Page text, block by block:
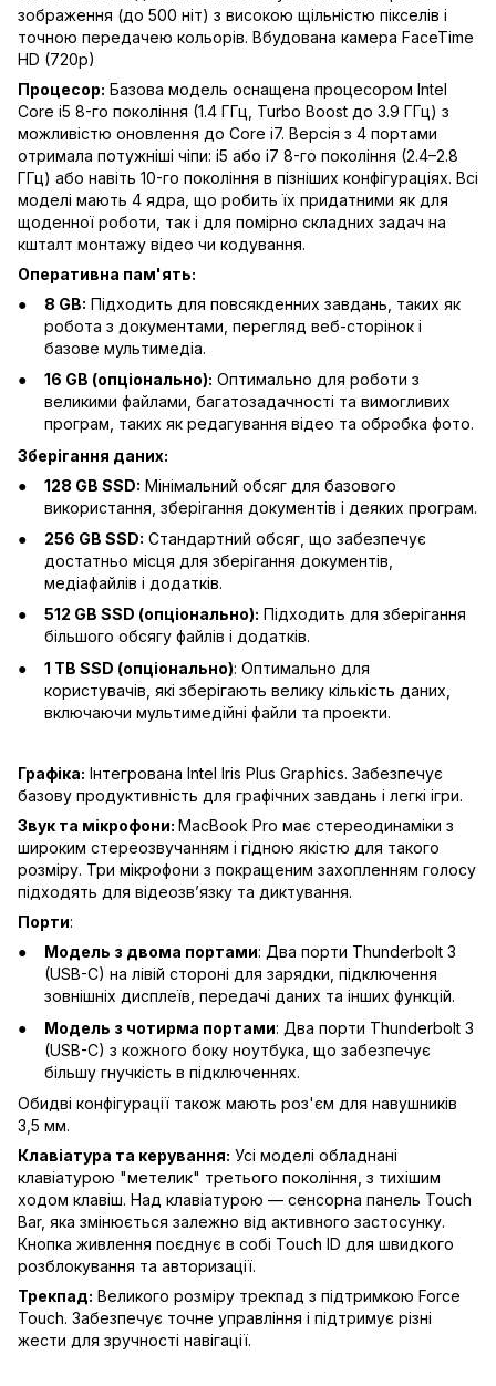
зображення (до 500 ніт) з високою щільністю пікселів і
точною передачею кольорів. Вбудована камера FaceTime
HD (720p)
Процесор: Базова модель оснащена процесором Intel
Core i5 8-го покоління (1.4 ГГц, Turbo Boost до 3.9 ГГц) з
можливістю оновлення до Core i7. Версія з 4 портами
отримала потужніші чіпи: i5 або i7 8-го покоління (2.4–2.8
ГГц) або навіть 10-го покоління в пізніших конфігураціях. Всі
моделі мають 4 ядра, що робить їх придатними як для
щоденної роботи, так і для помірно складних задач на
кшталт монтажу відео чи кодування.
Оперативна пам'ять:
8 GB: Підходить для повсякденних завдань, таких як
робота з документами, перегляд веб-сторінок і
базове мультимедіа.
16 GB (опціонально): Оптимально для роботи з
великими файлами, багатозадачності та вимогливих
програм, таких як редагування відео та обробка фото.
Зберігання даних:
128 GB SSD: Мінімальний обсяг для базового
використання, зберігання документів і деяких програм.
256 GB SSD: Стандартний обсяг, що забезпечує
достатньо місця для зберігання документів,
медіафайлів і додатків.
512 GB SSD (опціонально): Підходить для зберігання
більшого обсягу файлів і додатків.
1 TB SSD (опціонально): Оптимально для
користувачів, які зберігають велику кількість даних,
включаючи мультимедійні файли та проекти.
Графіка: Інтегрована Intel Iris Plus Graphics. Забезпечує
базову продуктивність для графічних завдань і легкі ігри.
Звук та мікрофони: MacBook Pro має стереодинаміки з
широким стереозвучанням і гідною якістю для такого
розміру. Три мікрофони з покращеним захопленням голосу
підходять для відеозвʼязку та диктування.
Порти:
Модель з двома портами: Два порти Thunderbolt 3
(USB-C) на лівій стороні для зарядки, підключення
зовнішніх дисплеїв, передачі даних та інших функцій.
Модель з чотирма портами: Два порти Thunderbolt 3
(USB-C) з кожного боку ноутбука, що забезпечує
більшу гнучкість в підключеннях.
Обидві конфігурації також мають роз'єм для навушників
3,5 мм.
Клавіатура та керування: Усі моделі обладнані
клавіатурою "метелик" третього покоління, з тихішим
ходом клавіш. Над клавіатурою — сенсорна панель Touch
Bar, яка змінюється залежно від активного застосунку.
Кнопка живлення поєднує в собі Touch ID для швидкого
розблокування та авторизації.
Трекпад: Великого розміру трекпад з підтримкою Force
Touch. Забезпечує точне управління і підтримує різні
жести для зручності навігації.